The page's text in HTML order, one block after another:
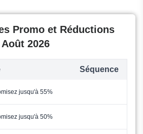
Promo et Réductions
2026
Séquence
jusqu'à 55%
jusqu'à 50%